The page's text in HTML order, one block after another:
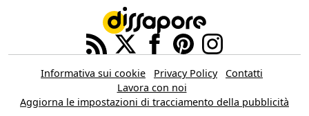
Informativa sui cookie Privacy Policy
Contatti
Lavora con noi
Aggiorna le impostazioni di tracciamento della pubblicità